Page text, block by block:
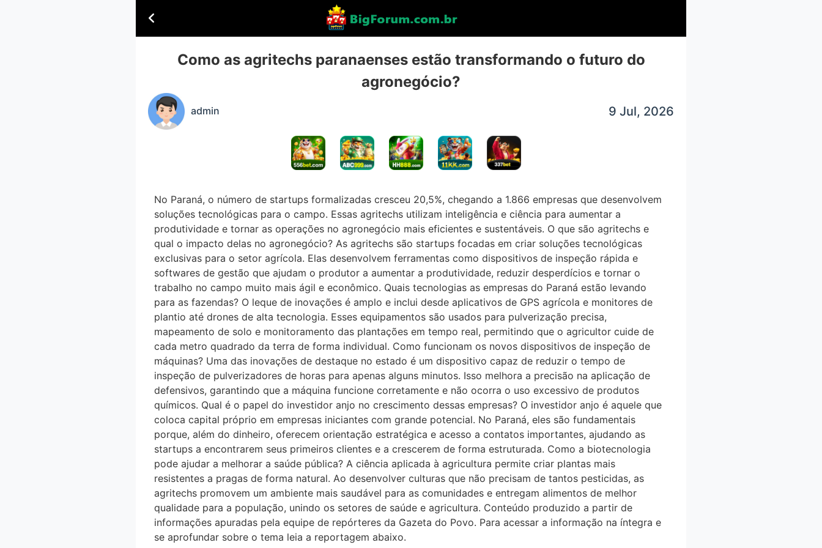
Como as agritechs paranaenses estão transformando o futuro do
agronegócio?
admin 9 Jul, 2026
No Paraná, o número de startups formalizadas cresceu 20,5%, chegando a 1.866 empresas que desenvolvem
soluções tecnológicas para o campo. Essas agritechs utilizam inteligência e ciência para aumentar a
produtividade e tornar as operações no agronegócio mais eficientes e sustentáveis. O que são agritechs e
qual o impacto delas no agronegócio? As agritechs são startups focadas em criar soluções tecnológicas
exclusivas para o setor agrícola. Elas desenvolvem ferramentas como dispositivos de inspeção rápida e
softwares de gestão que ajudam o produtor a aumentar a produtividade, reduzir desperdícios e tornar o
trabalho no campo muito mais ágil e econômico. Quais tecnologias as empresas do Paraná estão levando
para as fazendas? O leque de inovações é amplo e inclui desde aplicativos de GPS agrícola e monitores de
plantio até drones de alta tecnologia. Esses equipamentos são usados para pulverização precisa,
mapeamento de solo e monitoramento das plantações em tempo real, permitindo que o agricultor cuide de
cada metro quadrado da terra de forma individual. Como funcionam os novos dispositivos de inspeção de
máquinas? Uma das inovações de destaque no estado é um dispositivo capaz de reduzir o tempo de
inspeção de pulverizadores de horas para apenas alguns minutos. Isso melhora a precisão na aplicação de
defensivos, garantindo que a máquina funcione corretamente e não ocorra o uso excessivo de produtos
químicos. Qual é o papel do investidor anjo no crescimento dessas empresas? O investidor anjo é aquele que
coloca capital próprio em empresas iniciantes com grande potencial. No Paraná, eles são fundamentais
porque, além do dinheiro, oferecem orientação estratégica e acesso a contatos importantes, ajudando as
startups a encontrarem seus primeiros clientes e a crescerem de forma estruturada. Como a biotecnologia
pode ajudar a melhorar a saúde pública? A ciência aplicada à agricultura permite criar plantas mais
resistentes a pragas de forma natural. Ao desenvolver culturas que não precisam de tantos pesticidas, as
agritechs promovem um ambiente mais saudável para as comunidades e entregam alimentos de melhor
qualidade para a população, unindo os setores de saúde e agricultura. Conteúdo produzido a partir de
informações apuradas pela equipe de repórteres da Gazeta do Povo. Para acessar a informação na íntegra e
se aprofundar sobre o tema leia a reportagem abaixo.